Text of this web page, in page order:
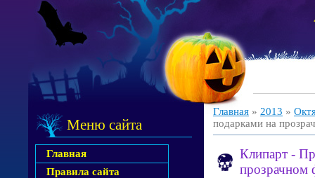
Меню сайта
Главная
Правила сайта
Главная » 2013 »
подарками на
Клипарт -
прозрачном